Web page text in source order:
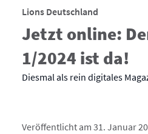
Lions Deutschland
Jetzt online:
1/2024 ist da!
Diesmal als rein digitales
Veröffentlicht am 31. Januar